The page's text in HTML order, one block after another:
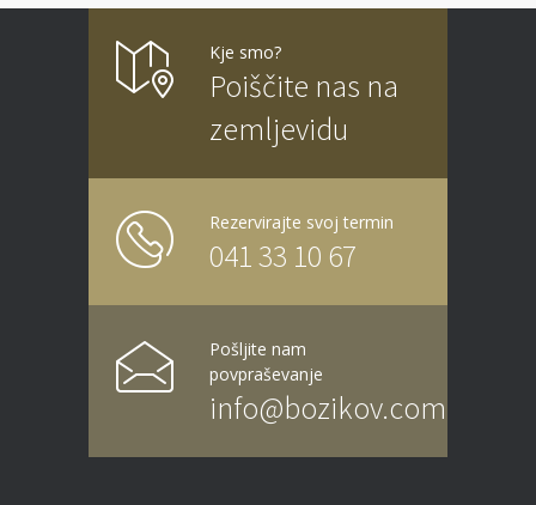
Kje smo?
Poiščite nas na
zemljevidu
Rezervirajte svoj termin
041 33 10 67
Pošljite nam
povpraševanje
info@bozikov.com